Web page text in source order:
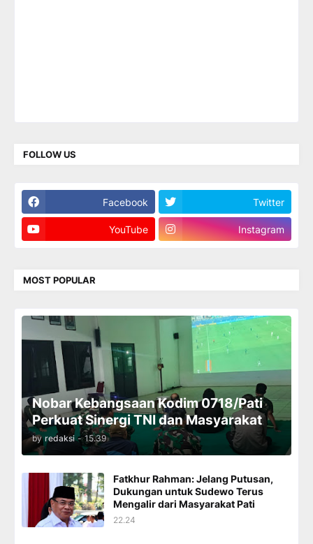
FOLLOW US
Facebook Twitter
YouTube Instagram
MOST POPULAR
Nobar Kebangsaan Kodim 0718/Pati
Perkuat Sinergi TNI dan Masyarakat
by redaksi - 15.39
Fatkhur Rahman: Jelang Putusan,
Dukungan untuk Sudewo Terus
Mengalir dari Masyarakat Pati
22.24